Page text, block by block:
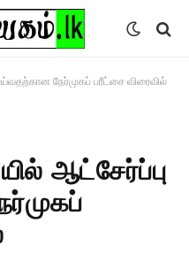
நேர்முகப் பரீட்சை விரைவில்
ஆட்சேர்ப்பு